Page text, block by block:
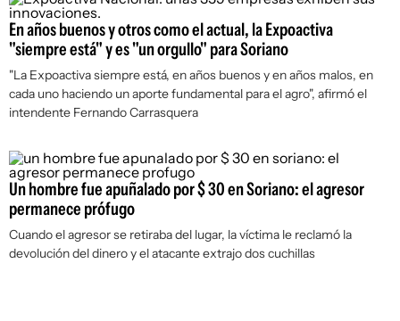
En años buenos y otros como el actual, la Expoactiva
"siempre está" y es "un orgullo" para Soriano
"La Expoactiva siempre está, en años buenos y en años malos, en
cada uno haciendo un aporte fundamental para el agro", afirmó el
intendente Fernando Carrasquera
Un hombre fue apuñalado por $ 30 en Soriano: el agresor
permanece prófugo
Cuando el agresor se retiraba del lugar, la víctima le reclamó la
devolución del dinero y el atacante extrajo dos cuchillas